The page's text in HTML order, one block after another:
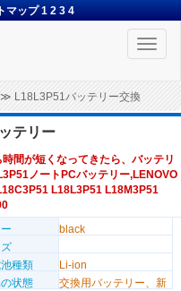
マップ 1 2 3 4
Toggle
≫ L18L3P51バッテリー交換
テリー
間が短くなってきたら、バッテリ
ノートPCバッテリー,LENOVO
L18L3P51 L18M3P51
black
種類
Li-ion
状態
交換用バッテリー、新